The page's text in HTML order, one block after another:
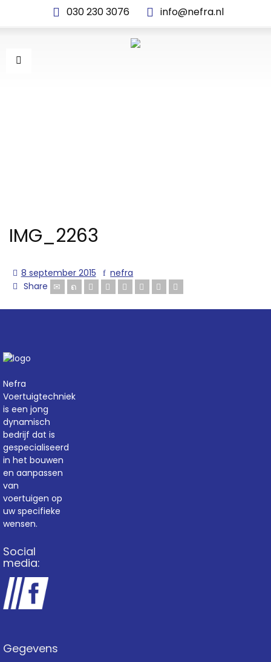
030 230 3076 info@nefra.nl
IMG_2263
8 september 2015
nefra
Share
Nefra
Voertuigtechniek
is een jong
dynamisch
bedrijf dat is
gespecialiseerd
in het bouwen
en aanpassen
van
voertuigen op
uw specifieke
wensen.
Social
media:
Gegevens